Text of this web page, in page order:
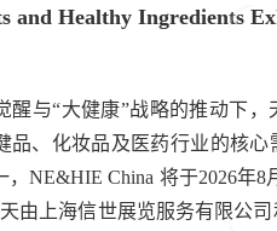
and Healthy Ingredients
醒与“大健康”战略的推动下
品、化妆品及医药行业的核
，NE&HIE China 将于2026年
由上海信世展览服务有限公